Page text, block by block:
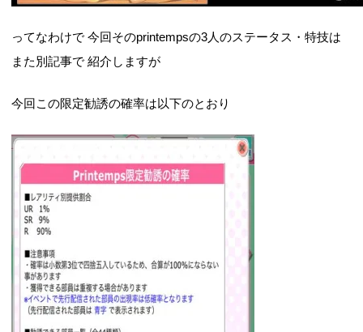
ってなわけで 今回そのprintempsの3人のステータス・特技は
また別記事で 紹介しますが
今回この限定勧誘の確率は以下のとおり